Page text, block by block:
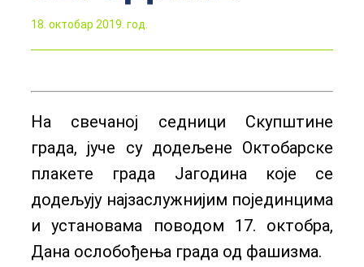
18. октобар 2019. год.
На свечаној седници Скупштине
града, јуче су додељене Октобарске
плакете града Јагодина које се
додељују најзаслужнијим појединцима
и установама поводом 17. октобра,
Дана ослобођења града од фашизма.